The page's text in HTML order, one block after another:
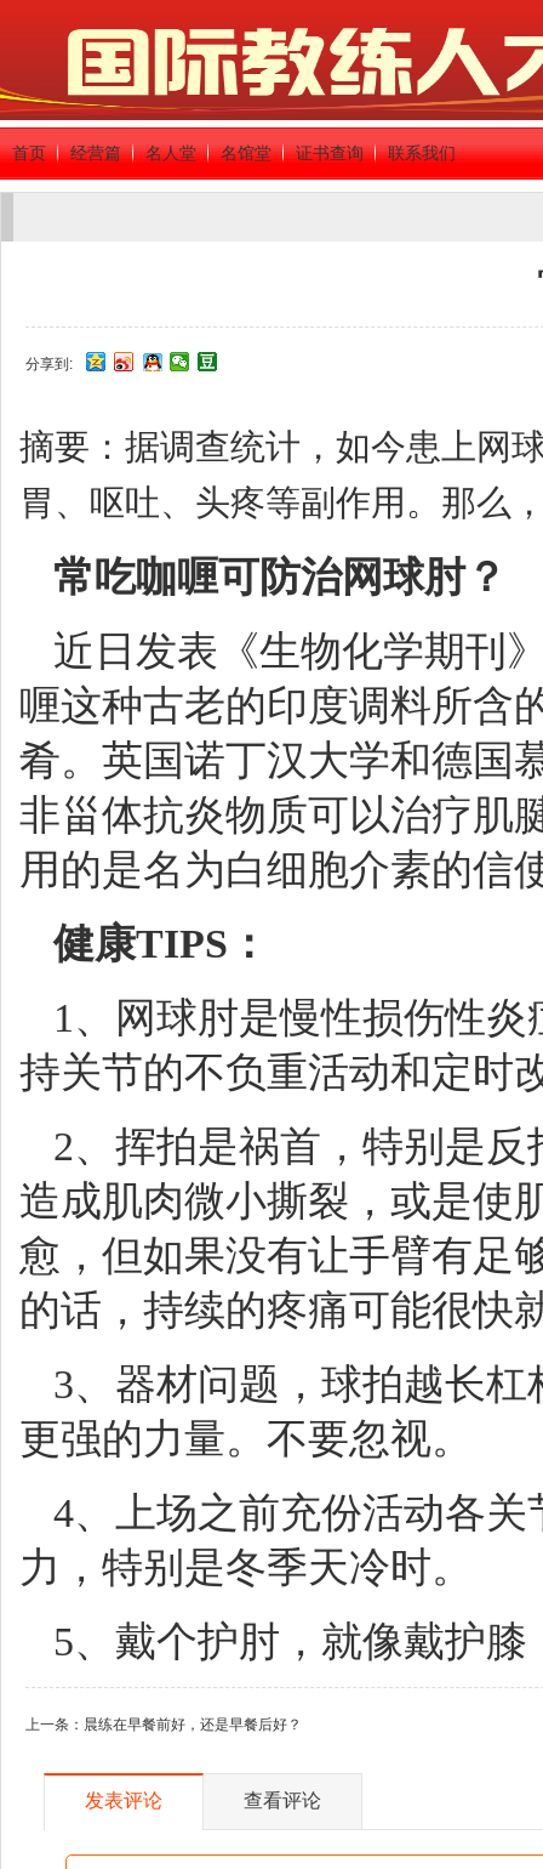
首页 经营篇 名人堂 名馆堂 证书查询 联系我们
分享到:
摘要：据调查统计，如今患上网
胃、呕吐、头疼等副作用。那么
常吃咖喱可防治网球肘？
近日发表《生物化学期刊
喱这种古老的印度调料所含
肴。英国诺丁汉大学和德国
非甾体抗炎物质可以治疗肌
用的是名为白细胞介素的信
健康TIPS：
1、网球肘是慢性损伤性
持关节的不负重活动和定时
2、挥拍是祸首，特别是
造成肌肉微小撕裂，或是使
愈，但如果没有让手臂有足
的话，持续的疼痛可能很快
3、器材问题，球拍越长
更强的力量。不要忽视。
4、上场之前充份活动各
力，特别是冬季天冷时。
5、戴个护肘，就像戴护
上一条： 晨练在早餐前好，还是早餐后好？
发表评论 查看评论